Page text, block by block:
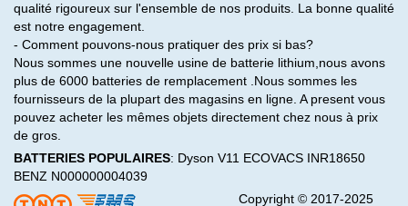
qualité rigoureux sur l'ensemble de nos produits. La bonne qualité
est notre engagement.
- Comment pouvons-nous pratiquer des prix si bas?
Nous sommes une nouvelle usine de batterie lithium,nous avons
plus de 6000 batteries de remplacement .Nous sommes les
fournisseurs de la plupart des magasins en ligne. A present vous
pouvez acheter les mêmes objets directement chez nous à prix
de gros.
BATTERIES POPULAIRES: Dyson V11 ECOVACS INR18650
BENZ N000000004039
Copyright © 2017-2025